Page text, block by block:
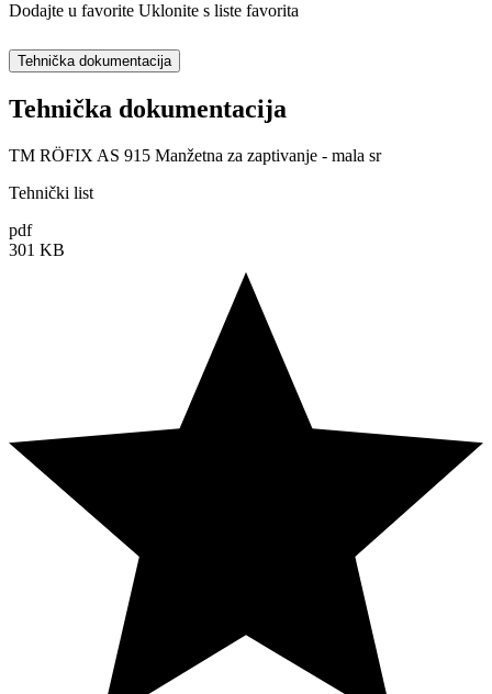
Dodajte u favorite Uklonite s liste favorita
Tehnička dokumentacija
Tehnička dokumentacija
TM RÖFIX AS 915 Manžetna za zaptivanje - mala sr
Tehnički list
pdf
301 KB